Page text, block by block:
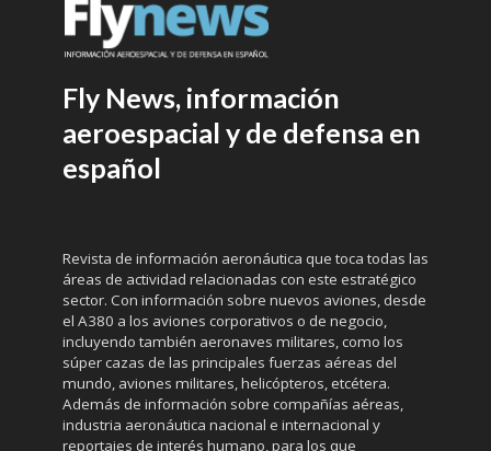
Fly News, información
aeroespacial y de defensa en
español
Revista de información aeronáutica que toca todas las
áreas de actividad relacionadas con este estratégico
sector. Con información sobre nuevos aviones, desde
el A380 a los aviones corporativos o de negocio,
incluyendo también aeronaves militares, como los
súper cazas de las principales fuerzas aéreas del
mundo, aviones militares, helicópteros, etcétera.
Además de información sobre compañías aéreas,
industria aeronáutica nacional e internacional y
reportajes de interés humano, para los que